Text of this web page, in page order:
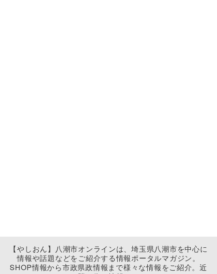
【やしおん】八潮市オンラインは、埼玉県八潮市を中心に
情報や話題などをご紹介する情報ポータルマガジン。
SHOP情報から市政県政情報まで様々な情報をご紹介。近